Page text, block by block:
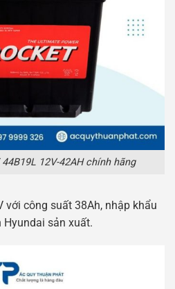
12V-42AH chính hãng
với công suất 38Ah, nhập khẩu
Hyundai sản xuất.